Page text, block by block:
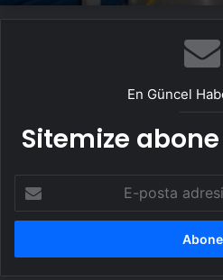
En Güncel
Sitemize
posta
adresinizi